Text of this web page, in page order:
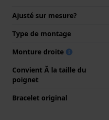
Ajusté sur mesure?
Type de montage
Monture droite
Convient Ă la taille du
poignet
Bracelet original